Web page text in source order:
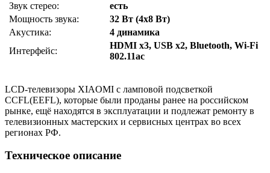
Звук стерео:
есть
Мощность звука:
32 Вт (4х8 Вт)
Акустика:
4 динамика
Интерфейс:
HDMI x3, USB x2, Bluetooth, Wi-Fi
802.11ac
LCD-телевизоры XIAOMI с ламповой подсветкой
CCFL(EEFL), которые были проданы ранее на российском
рынке, ещё находятся в эксплуатации и подлежат ремонту в
телевизионных мастерских и сервисных центрах во всех
регионах РФ.
Техническое описание